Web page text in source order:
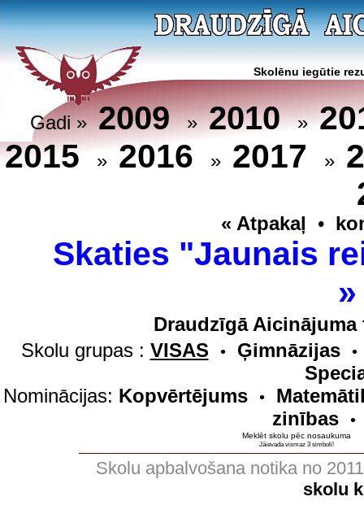
Skolēnu iegūtie
Gadi »2009 »2010 »
2015
» 2016 » 2017 »
« Atpakaļ •
Skaties "Jaunais
Draudzīgā
Skolu grupas : VISAS • Ģimnāzijas •
Nominācijas: Kopvērtējums •
zinības
•
Meklēt skolu pēc nosaukuma
Jāievada vismaz 3 simboli!
Skolu apbalvošana notika no
skolu